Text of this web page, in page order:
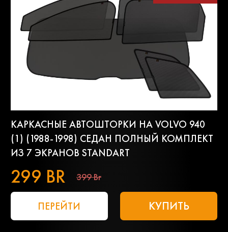
КАРКАСНЫЕ АВТОШТОРКИ НА VOLVO 940
(1) (1988-1998) СЕДАН ПОЛНЫЙ КОМПЛЕКТ
ИЗ 7 ЭКРАНОВ STANDART
299 BR 399 Br
ПЕРЕЙТИ КУПИТЬ